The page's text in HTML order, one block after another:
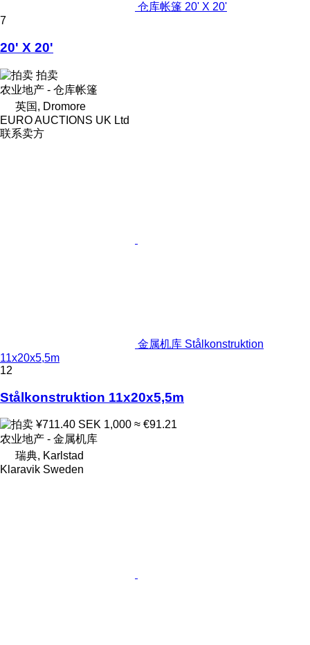
仓库帐篷 20' X 20'
7
20' X 20'
拍卖
农业地产 - 仓库帐篷
英国, Dromore
EURO AUCTIONS UK Ltd
联系卖方
金属机库 Stålkonstruktion
11x20x5,5m
12
Stålkonstruktion 11x20x5,5m
¥711.40 SEK 1,000 ≈ €91.21
农业地产 - 金属机库
瑞典, Karlstad
Klaravik Sweden